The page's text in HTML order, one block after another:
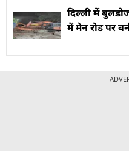
दिल्ली में
में मेन रोड पर